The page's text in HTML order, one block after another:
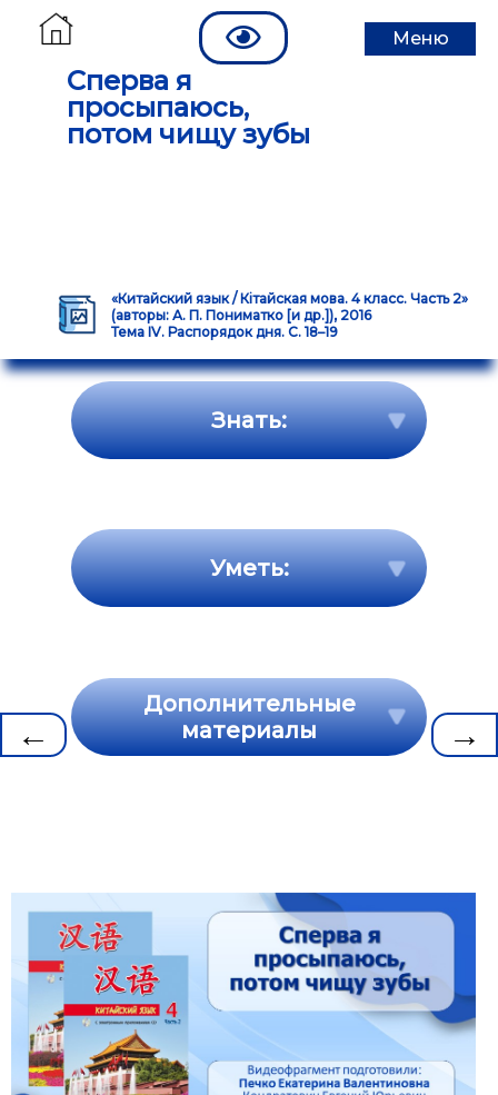
Сперва я
просыпаюсь,
потом чищу зубы
Меню
«Китайский язык / Кітайская мова. 4 класс. Часть 2»
(авторы: А. П. Пониматко [и др.]), 2016
Тема IV. Распорядок дня. С. 18–19
← →
Знать:
Уметь:
Дополнительные
материалы